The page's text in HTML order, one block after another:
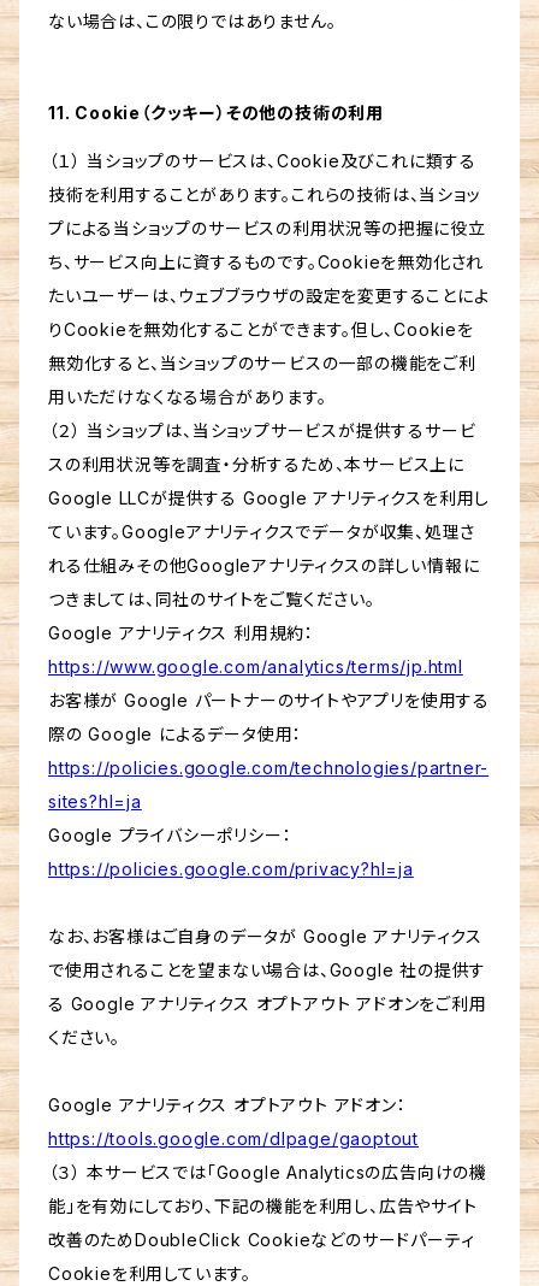
ない場合は、この限りではありません。
11. Cookie（クッキー）その他の技術の利用
（１） 当ショップのサービスは、Cookie及びこれに類する
技術を利用することがあります。これらの技術は、当ショッ
プによる当ショップのサービスの利用状況等の把握に役立
ち、サービス向上に資するものです。Cookieを無効化され
たいユーザーは、ウェブブラウザの設定を変更することによ
りCookieを無効化することができます。但し、Cookieを
無効化すると、当ショップのサービスの一部の機能をご利
用いただけなくなる場合があります。
（２） 当ショップは、当ショップサービスが提供するサービ
スの利用状況等を調査・分析するため、本サービス上に
Google LLCが提供する Google アナリティクスを利用し
ています。Googleアナリティクスでデータが収集、処理さ
れる仕組みその他Googleアナリティクスの詳しい情報に
つきましては、同社のサイトをご覧ください。
Google アナリティクス 利用規約：
https://www.google.com/analytics/terms/jp.html
お客様が Google パートナーのサイトやアプリを使用する
際の Google によるデータ使用：
https://policies.google.com/technologies/partner-
sites?hl=ja
Google プライバシーポリシー：
https://policies.google.com/privacy?hl=ja
なお、お客様はご自身のデータが Google アナリティクス
で使用されることを望まない場合は、Google 社の提供す
る Google アナリティクス オプトアウト アドオンをご利用
ください。
Google アナリティクス オプトアウト アドオン：
https://tools.google.com/dlpage/gaoptout
（３） 本サービスでは「Google Analyticsの広告向けの機
能」を有効にしており、下記の機能を利用し、広告やサイト
改善のためDoubleClick Cookieなどのサードパーティ
Cookieを利用しています。